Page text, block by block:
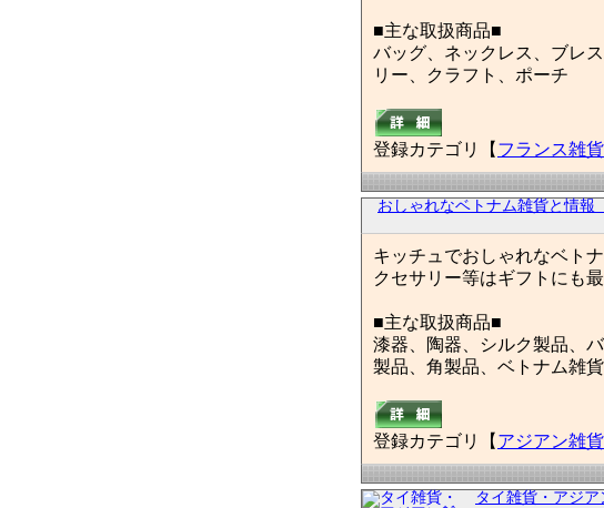
■主な取扱商品■
バッグ、ネックレス、ブレ
リー、クラフト、ポーチ
登録カテゴリ【 フランス雑貨
おしゃれなベトナム雑貨と情報
キッチュでおしゃれなベト
クセサリー等はギフトにも
■主な取扱商品■
漆器、陶器、シルク製品、
製品、角製品、ベトナム雑貨
登録カテゴリ【 アジアン雑貨
タイ雑貨・アジア